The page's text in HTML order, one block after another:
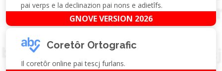
pai verps e la declinazion pai nons e adietîfs.
GNOVE VERSION 2026
Coretôr Ortografic
Il coretôr online pai tescj furlans.